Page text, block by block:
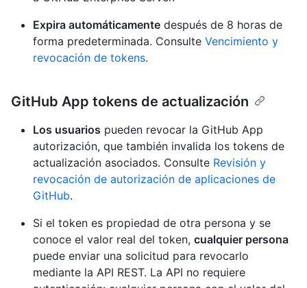
Expira automáticamente después de 8 horas de
forma predeterminada. Consulte Vencimiento y
revocación de tokens.
GitHub App tokens de actualización
Los usuarios pueden revocar la GitHub App
autorización, que también invalida los tokens de
actualización asociados. Consulte Revisión y
revocación de autorización de aplicaciones de
GitHub.
Si el token es propiedad de otra persona y se
conoce el valor real del token, cualquier persona
puede enviar una solicitud para revocarlo
mediante la API REST. La API no requiere